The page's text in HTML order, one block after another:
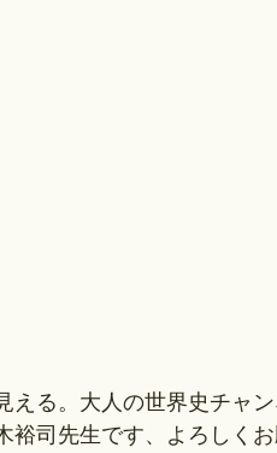
える。大人の世界史チャ
裕司先生です、よろしくお